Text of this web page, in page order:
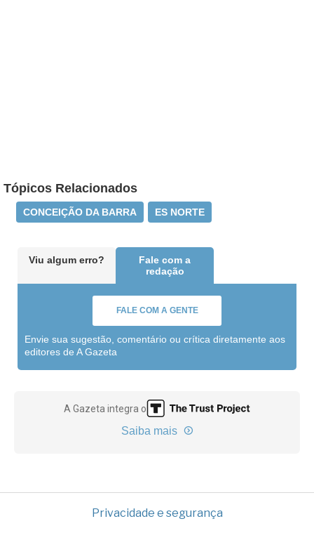
Tópicos Relacionados
CONCEIÇÃO DA BARRA ES NORTE
Viu algum erro?
Fale com a
redação
FALE COM A GENTE
Envie sua sugestão, comentário ou crítica diretamente aos
editores de A Gazeta
A Gazeta integra o
Saiba mais
Privacidade e segurança